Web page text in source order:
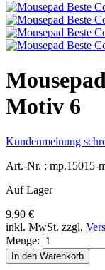
Motiv 6
Kundenmeinung
Art.-Nr. : mp.15015-
Auf Lager
9,90 €
inkl. MwSt. zzgl.
Menge:
In den Warenkorb